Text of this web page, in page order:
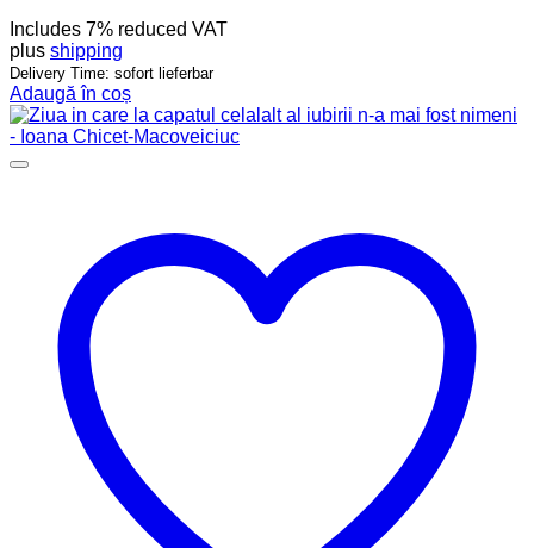
Includes 7% reduced VAT
plus shipping
Delivery Time: sofort lieferbar
Adaugă în coș